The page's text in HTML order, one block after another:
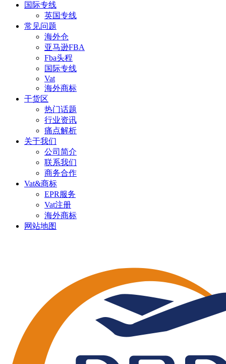
国际专线
英国专线
常见问题
海外仓
亚马逊FBA
Fba头程
国际专线
Vat
海外商标
干货区
热门话题
行业资讯
痛点解析
关于我们
公司简介
联系我们
商务合作
Vat&商标
EPR服务
Vat注册
海外商标
网站地图